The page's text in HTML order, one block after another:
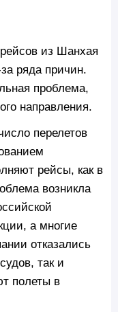
из Шанхая
ряда причин.
проблема,
направления.
перелетов
рейсы, как в
возникла
а многие
отказались
так и
полеты в